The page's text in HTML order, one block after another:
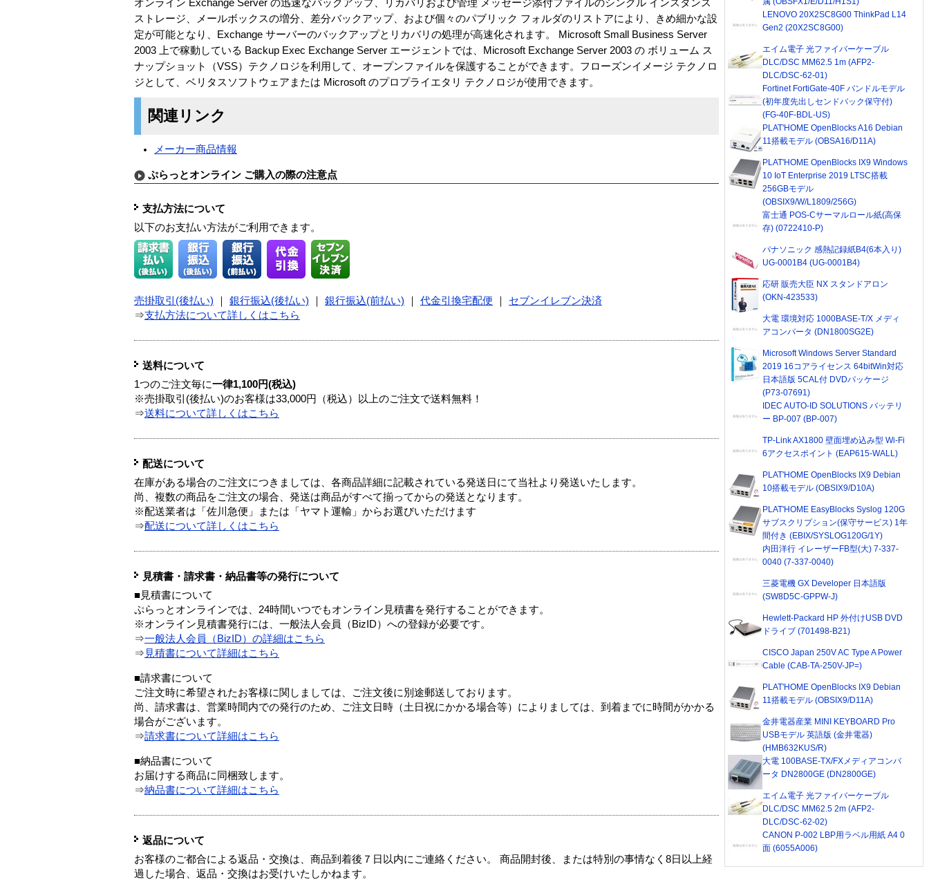
オンライン Exchange Server の迅速なバックアップ、リカバリおよび管理 メッセージ添付ファイルのシングル インスタンス
ストレージ、メールボックスの増分、差分バックアップ、および個々のパブリック フォルダのリストアにより、きめ細かな設
定が可能となり、Exchange サーバーのバックアップとリカバリの処理が高速化されます。 Microsoft Small Business Server
2003 上で稼動している Backup Exec Exchange Server エージェントでは、Microsoft Exchange Server 2003 の ボリューム ス
ナップショット（VSS）テクノロジを利用して、オープンファイルを保護することができます。フローズンイメージ テクノロ
ジとして、ベリタスソフトウェアまたは Microsoft のプロプライエタリ テクノロジが使用できます。
関連リンク
メーカー商品情報
ぷらっとオンライン ご購入の際の注意点
支払方法について
以下のお支払い方法がご利用できます。
売掛取引(後払い) 銀行振込(後払い) 銀行振込(前払い) 代金引換宅配便
セブンイレブン決済
⇒支払方法について詳しくはこちら
送料について
1つのご注文毎に一律1,100円(税込)
※売掛取引(後払い)のお客様は33,000円（税込）以上のご注文で送料無料！
⇒送料について詳しくはこちら
配送について
在庫がある場合のご注文につきましては、各商品詳細に記載されている発送日にて当社より発送いたします。
尚、複数の商品をご注文の場合、発送は商品がすべて揃ってからの発送となります。
※配送業者は「佐川急便」または「ヤマト運輸」からお選びいただけます
⇒配送について詳しくはこちら
見積書・請求書・納品書等の発行について
■見積書について
ぷらっとオンラインでは、24時間いつでもオンライン見積書を発行することができます。
※オンライン見積書発行には、一般法人会員（BizID）への登録が必要です。
⇒一般法人会員（BizID）の詳細はこちら
⇒ 見積書について詳細はこちら
■請求書について
ご注文時に希望されたお客様に関しましては、ご注文後に別途郵送しております。
尚、請求書は、営業時間内での発行のため、ご注文日時（土日祝にかかる場合等）によりましては、到着までに時間がかかる
場合がございます。
⇒請求書について詳細はこちら
■納品書について
お届けする商品に同梱致します。
⇒納品書について詳細はこちら
返品について
お客様のご都合による返品・交換は、商品到着後７日以内にご連絡ください。 商品開封後、または特別の事情なく8日以上経
過した場合、返品・交換はお受けいたしかねます。
LENOVO 20X2SC8G00 ThinkPad L14
Gen2 (20X2SC8G00)
エイム電子 光ファイバーケーブル
DLC/DSC MM62.5 1m (AFP2-
DLC/DSC-62-01)
Fortinet FortiGate-40F バンドルモデル
(初年度先出しセンドバック保守付)
(FG-40F-BDL-US)
PLAT'HOME OpenBlocks A16 Debian
11搭載モデル (OBSA16/D11A)
PLAT'HOME OpenBlocks IX9 Windows
10 IoT Enterprise 2019 LTSC搭載
256GBモデル
(OBSIX9/W/L1809/256G)
富士通 POS-Cサーマルロール紙(高保
存) (0722410-P)
パナソニック 感熱記録紙B4(6本入り)
UG-0001B4 (UG-0001B4)
応研 販売大臣 NX スタンドアロン
(OKN-423533)
大電 環境対応 1000BASE-T/X メディ
アコンバータ (DN1800SG2E)
Microsoft Windows Server Standard
2019 16コアライセンス 64bitWin対応
日本語版 5CAL付 DVDパッケージ
(P73-07691)
IDEC AUTO-ID SOLUTIONS バッテリ
ー BP-007 (BP-007)
TP-Link AX1800 壁面埋め込み型 Wi-Fi
6アクセスポイント (EAP615-WALL)
PLAT'HOME OpenBlocks IX9 Debian
10搭載モデル (OBSIX9/D10A)
PLAT'HOME EasyBlocks Syslog 120G
サブスクリプション(保守サービス) 1年
間付き (EBIX/SYSLOG120G/1Y)
内田洋行 イレーザーFB型(大) 7-337-
0040 (7-337-0040)
三菱電機 GX Developer 日本語版
(SW8D5C-GPPW-J)
Hewlett-Packard HP 外付けUSB DVD
ドライブ (701498-B21)
CISCO Japan 250V AC Type A Power
Cable (CAB-TA-250V-JP=)
PLAT'HOME OpenBlocks IX9 Debian
11搭載モデル (OBSIX9/D11A)
金井電器産業 MINI KEYBOARD Pro
USBモデル 英語版 (金井電器)
(HMB632KUS/R)
大電 100BASE-TX/FXメディアコンバ
ータ DN2800GE (DN2800GE)
エイム電子 光ファイバーケーブル
DLC/DSC MM62.5 2m (AFP2-
DLC/DSC-62-02)
CANON P-002 LBP用ラベル用紙 A4 0
面 (6055A006)